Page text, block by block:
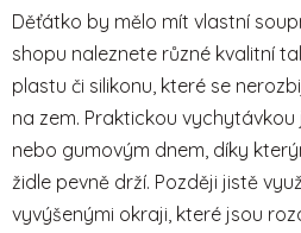
v
ý
p
i
s
u
Děťátko by mělo mít vlastní
shopu naleznete různé kvalitní
plastu či silikonu, které se
na zem. Praktickou
nebo gumovým dnem, díky
židle pevně drží. Později jistě
vyvýšenými okraji, které jsou